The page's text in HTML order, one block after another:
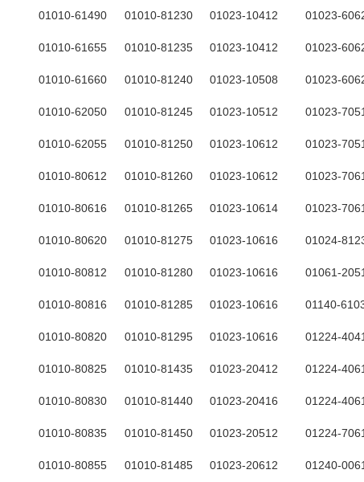
01010-61490
01010-81230 01023-10412 01023-
01010-61655
01010-81235 01023-10412 01023-
01010-61660
01010-81240 01023-10508 01023-
01010-62050
01010-81245 01023-10512 01023-
01010-62055
01010-81250 01023-10612 01023-
01010-80612
01010-81260 01023-10612 01023-
01010-80616
01010-81265 01023-10614 01023-
01010-80620
01010-81275 01023-10616 01024-
01010-80812
01010-81280 01023-10616 01061-
01010-80816
01010-81285 01023-10616 01140-
01010-80820
01010-81295 01023-10616 01224-
01010-80825
01010-81435 01023-20412 01224-
01010-80830
01010-81440 01023-20416 01224-
01010-80835
01010-81450 01023-20512 01224-
01010-80855
01010-81485 01023-20612 01240-